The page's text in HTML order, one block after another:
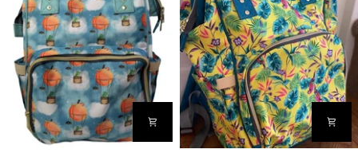
for
Crib
-
Woodland